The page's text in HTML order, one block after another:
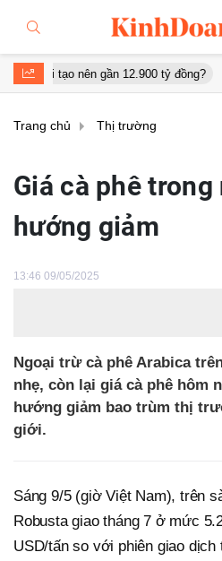
nên gần 12.900 tỷ đồng?
Trang chủ Thị trường
Giá cà phê
hướng giảm
13:46 09/05/2025
Ngoại trừ cà phê Arabica
nhẹ, còn lại giá cà phê hôm
hướng giảm bao trùm thị
giới.
Sáng 9/5 (giờ Việt Nam), trên
Robusta giao tháng 7 ở mức
USD/tấn so với phiên giao